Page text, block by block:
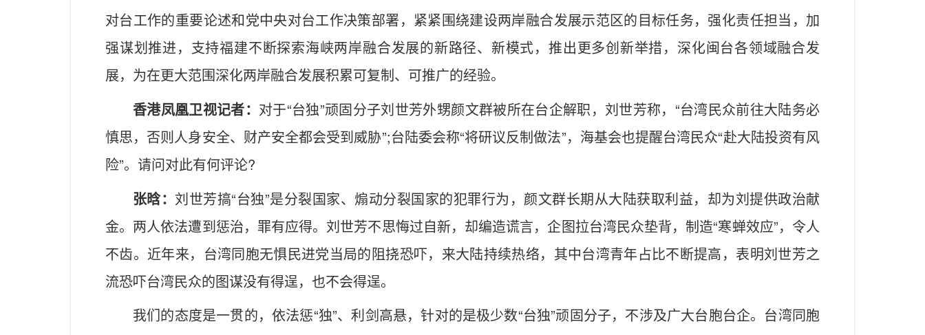
对台工作的重要论述和党中央对台工作决策部署，紧紧围绕建设两岸融合发展示范区的目标任务，强化责任担当，加
强谋划推进，支持福建不断探索海峡两岸融合发展的新路径、新模式，推出更多创新举措，深化闽台各领域融合发
展，为在更大范围深化两岸融合发展积累可复制、可推广的经验。
香港凤凰卫视记者： 对于“台独”顽固分子刘世芳外甥颜文群被所在台企解职，刘世芳称，“台湾民众前往大陆务必
慎思，否则人身安全、财产安全都会受到威胁”;台陆委会称“将研议反制做法”，海基会也提醒台湾民众“赴大陆投资有风
险”。请问对此有何评论?
张晗： 刘世芳搞“台独”是分裂国家、煽动分裂国家的犯罪行为，颜文群长期从大陆获取利益，却为刘提供政治献
金。两人依法遭到惩治，罪有应得。刘世芳不思悔过自新，却编造谎言，企图拉台湾民众垫背，制造“寒蝉效应”，令人
不齿。近年来，台湾同胞无惧民进党当局的阻挠恐吓，来大陆持续热络，其中台湾青年占比不断提高，表明刘世芳之
流恐吓台湾民众的图谋没有得逞，也不会得逞。
我们的态度是一贯的，依法惩“独”、利剑高悬，针对的是极少数“台独”顽固分子，不涉及广大台胞台企。台湾同胞